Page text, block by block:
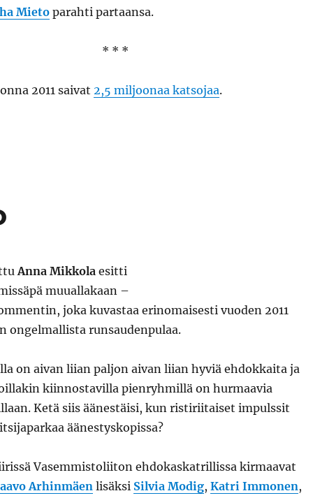
Mietoparahti partaansa.
* * *
2011 saivat 2,5 miljoonaa katsojaa.
Anna Mikkolaesitti
muuallakaan –
joka kuvastaa erinomaisesti vuoden 2011
ongelmallista runsaudenpulaa.
on aivan liian paljon aivan liian hyviä ehdokkaita ja
kiinnostavilla pienryhmillä on hurmaavia
Ketä siis äänestäisi, kun ristiriitaiset impulssit
äänestyskopissa?
Vasemmistoliiton ehdokaskatrillissa kirmaavat
Arhinmäenlisäksi Silvia Modig, Katri Immonen,